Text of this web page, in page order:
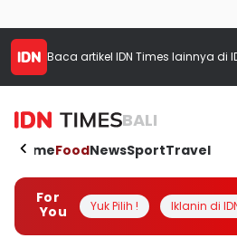
Baca artikel IDN Times lainnya di
BALI
HomeFoodNewsSportTravel
For
You
Yuk Pilih ! Iklanin di